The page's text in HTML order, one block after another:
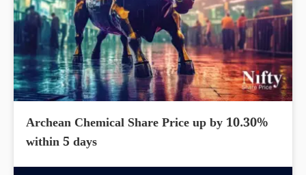
Archean Chemical Share Price up by 10.30%
within 5 days